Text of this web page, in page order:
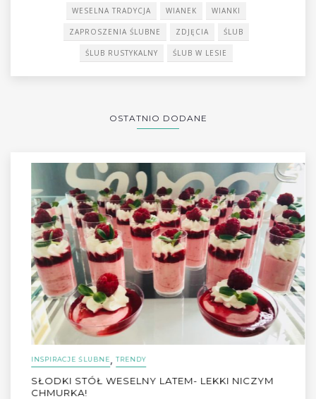
WESELNA TRADYCJA WIANEK WIANKI
ZAPROSZENIA ŚLUBNE ZDJĘCIA ŚLUB
ŚLUB RUSTYKALNY ŚLUB W LESIE
OSTATNIO DODANE
INSPIRACJE ŚLUBNE,TRENDY
SŁODKI STÓŁ WESELNY LATEM- LEKKI NICZYM
CHMURKA!